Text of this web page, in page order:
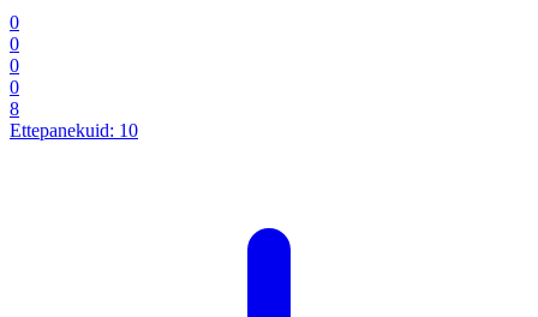
0
0
0
0
8
Ettepanekuid: 10